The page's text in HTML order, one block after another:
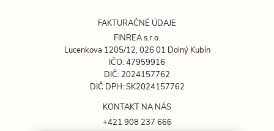
FAKTURAČNÉ ÚDAJE
FINREA s.r.o.
Lucenkova 1205/12, 026 01 Dolný Kubín
IČO: 47959916
DIČ: 2024157762
DIČ DPH: SK2024157762
KONTAKT NA NÁS
+421 908 237 666